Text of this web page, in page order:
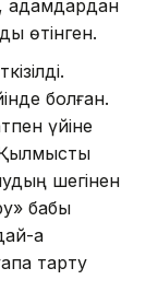
адамдардан
өтінген.
болған.
үйіне
шегінен
бабы
ақ
тарту